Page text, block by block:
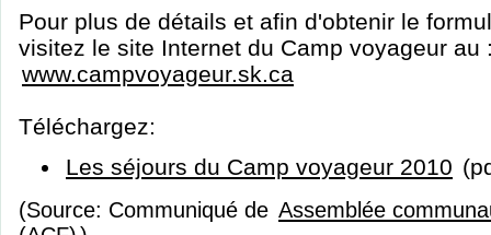
Pour plus de détails et afin d'obtenir le
visitez le site Internet du Camp voyageur au
www.campvoyageur.sk.ca
Téléchargez:
Les séjours du Camp voyageur 2010
(Source: Communiqué de Assemblée